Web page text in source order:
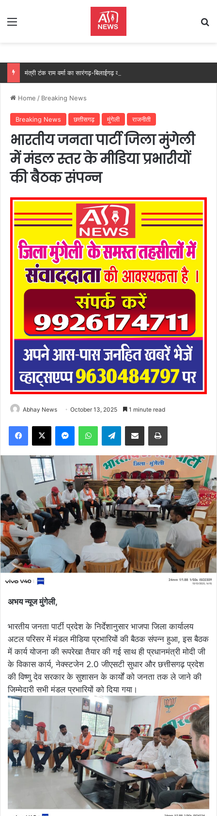
Menu
Home / Breaking News
Breaking News छत्तीसगढ़ मुंगेली राजनीती
भारतीय जनता पार्टी जिला मुंगेली
में मंडल स्तर के मीडिया प्रभारीयों
की बैठक संपन्न
Abhay News October 13, 2025 1 minute read
Facebook
X MessengerWhatsAppTelegramShare via Email Print
अभय न्यूज मुंगेली,
भारतीय जनता पार्टी प्रदेश के निर्देशानुसार भाजपा जिला कार्यालय
अटल परिसर में मंडल मीडिया प्रभारियों की बैठक संपन्न हुआ, इस बैठक
में कार्य योजना की रूपरेखा तैयार की गई साथ ही प्रधानमंत्री मोदी जी
के विकास कार्य, नेक्स्टजेन 2.0 जीएसटी सुधार और छत्तीसगढ़ प्रदेश
की विष्णु देव सरकार के सुशासन के कार्यों को जनता तक ले जाने की
जिम्मेदारी सभी मंडल प्रभारियों को दिया गया।